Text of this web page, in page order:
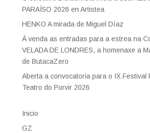
PARAÍSO 2026 en Artistea
HENKO A mirada de Miguel Díaz
Á venda as entradas para a estrea na
VELADA DE LONDRES, a homenaxe a
de ButacaZero
Aberta a convocatoria para o IX Festival
Teatro do Porvir 2026
Inicio
GZ